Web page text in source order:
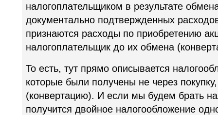
налогоплательщиком в результате
документально подтвержденных
признаются расходы по приобретению
налогоплательщик до их обмена
То есть, тут прямо описывается
которые были получены не через
(конвертацию). И если мы будем брать
получится двойное налогообложение